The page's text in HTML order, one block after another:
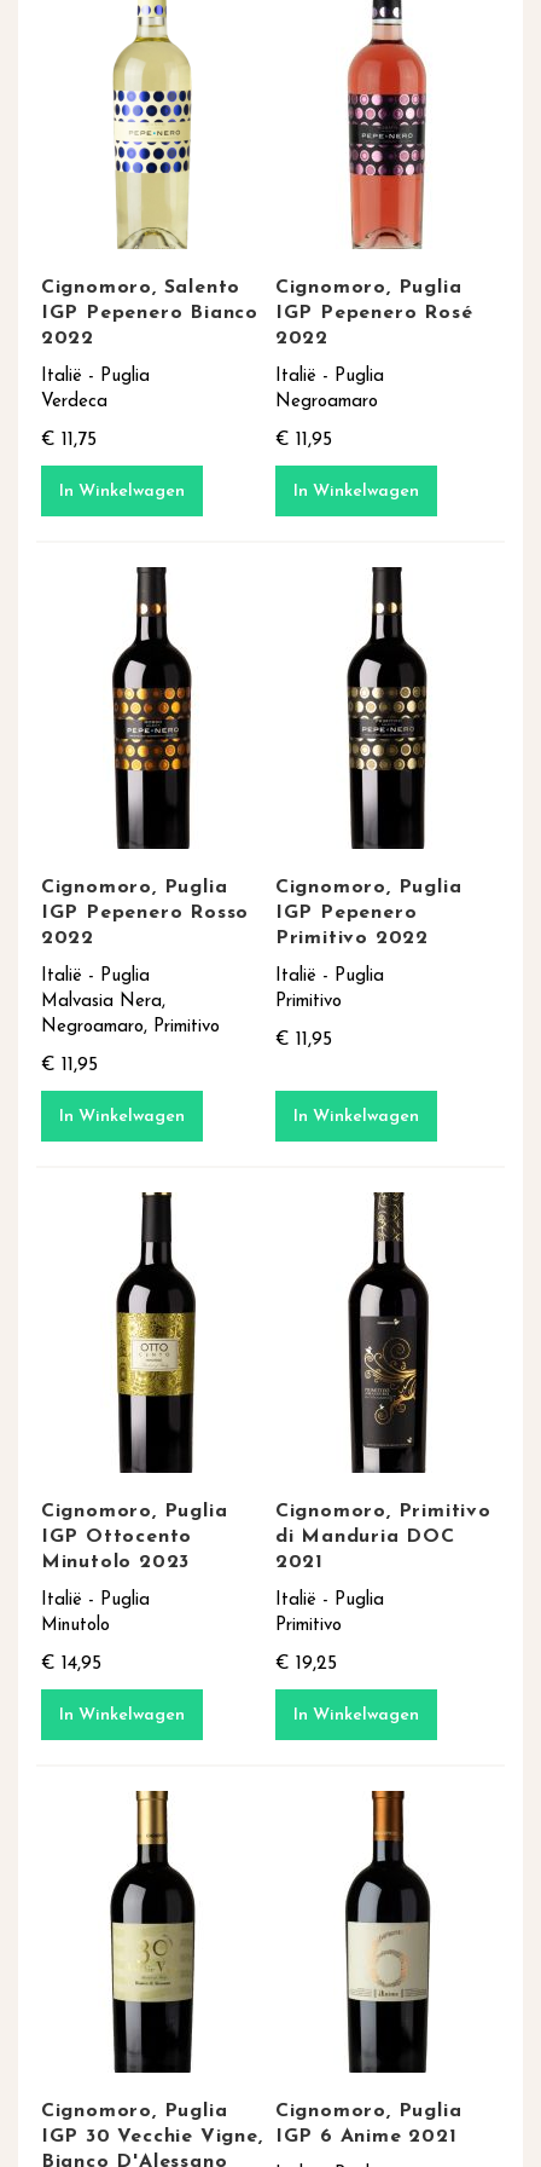
Cignomoro, Salento
IGP Pepenero Bianco
2022
Italië - Puglia
Verdeca
€ 11,75
In Winkelwagen
Cignomoro, Puglia
IGP Pepenero Rosé
2022
Italië - Puglia
Negroamaro
€ 11,95
In Winkelwagen
Cignomoro, Puglia
IGP Pepenero Rosso
2022
Italië - Puglia
Malvasia Nera,
Negroamaro, Primitivo
€ 11,95
In Winkelwagen
Cignomoro, Puglia
IGP Pepenero
Primitivo 2022
Italië - Puglia
Primitivo
€ 11,95
In Winkelwagen
Cignomoro, Puglia
IGP Ottocento
Minutolo 2023
Italië - Puglia
Minutolo
€ 14,95
In Winkelwagen
Cignomoro, Primitivo
di Manduria DOC
2021
Italië - Puglia
Primitivo
€ 19,25
In Winkelwagen
Cignomoro, Puglia
IGP 30 Vecchie Vigne,
Bianco D'Alessano
Cignomoro, Puglia
IGP 6 Anime 2021